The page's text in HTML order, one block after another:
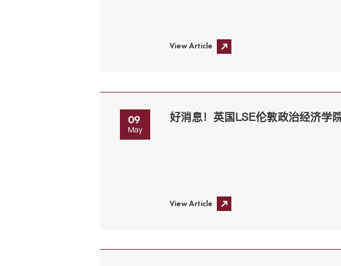
View Article
09
May
View Article